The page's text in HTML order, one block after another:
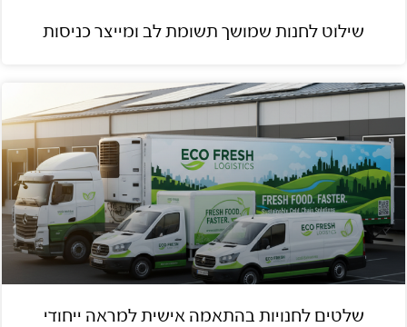
שילוט לחנות שמושך תשומת לב ומייצר כניסות
שלטים לחנויות בהתאמה אישית למראה ייחודי